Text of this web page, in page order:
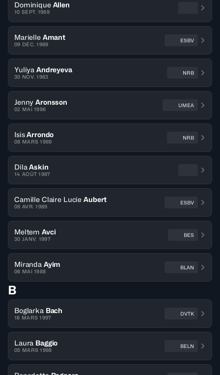
Dominique Allen
10 SEPT. 1989
Marielle Amant
09 DÉC. 1989
ESBV
Yuliya Andreyeva
30 NOV. 1983
NRB
Jenny Aronsson
02 MAI 1996
UMEA
Isis Arrondo
08 MARS 1989
NRB
Dila Askin
14 AOÛT 1987
Camille Claire Lucie Aubert
08 AVR. 1989
ESBV
Meltem Avci
30 JANV. 1997
BES
Miranda Ayim
06 MAI 1988
BLAN
B
Boglarka Bach
16 MARS 1997
DVTK
Laura Baggio
05 MARS 1998
BELN